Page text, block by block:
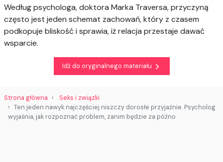
Według psychologa, doktora Marka Traversa, przyczyną
często jest jeden schemat zachowań, który z czasem
podkopuje bliskość i sprawia, iż relacja przestaje dawać
wsparcie.
Idź do oryginalnego materiału
Strona główna
Seks i związki
Ten jeden nawyk najczęściej niszczy dorosłe przyjaźnie. Psycholog
wyjaśnia, jak rozpoznać problem, zanim będzie za późno